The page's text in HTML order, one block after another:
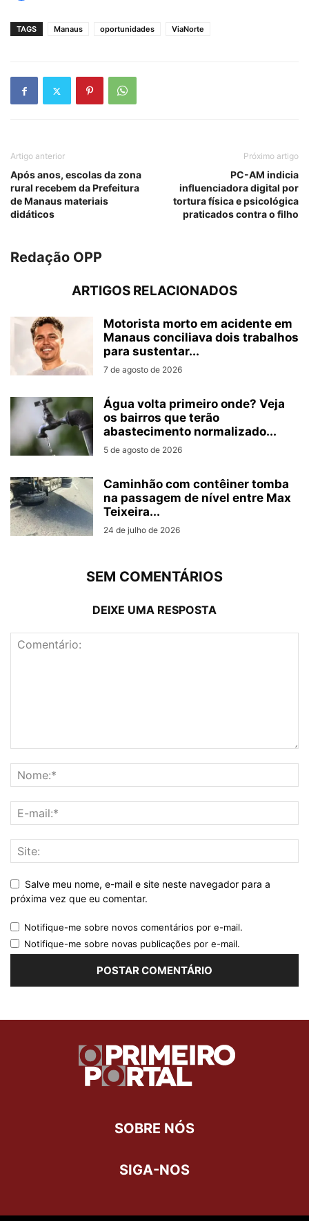
TAGS Manaus oportunidades ViaNorte
Artigo anterior
Após anos, escolas da zona
rural recebem da Prefeitura
de Manaus materiais
didáticos
Próximo artigo
PC-AM indicia
influenciadora digital por
tortura física e psicológica
praticados contra o filho
Redação OPP
ARTIGOS RELACIONADOS
Motorista morto em acidente em
Manaus conciliava dois trabalhos
para sustentar...
7 de agosto de 2026
Água volta primeiro onde? Veja
os bairros que terão
abastecimento normalizado...
5 de agosto de 2026
Caminhão com contêiner tomba
na passagem de nível entre Max
Teixeira...
24 de julho de 2026
SEM COMENTÁRIOS
DEIXE UMA RESPOSTA
Salve meu nome, e-mail e site neste navegador para a
próxima vez que eu comentar.
Notifique-me sobre novos comentários por e-mail.
Notifique-me sobre novas publicações por e-mail.
SOBRE NÓS
SIGA-NOS